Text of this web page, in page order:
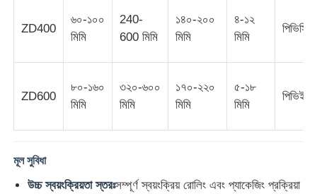
মান নিয়ন্ত্রণ
আমাদের সাথে যোগাযোগ করুন
সব ক্ষেত্রেই
ZD400
৬০-১০০
মিমি
240-
600 মিমি
১৪০-২০০
মিমি
৪-১২
মিমি
পিভিসি
ZD600
৮০-১৬০
মিমি
৩২০-৬০০
মিমি
১৭০-২২০
মিমি
৫-১৮
মিমি
পিভিই
মূল সুবিধা
উচ্চ স্বয়ংক্রিয়তা স্তরঃসম্পূর্ণ স্বয়ংক্রিয় রোলিং এবং প্যাকেজিং প্রক্রিয়া